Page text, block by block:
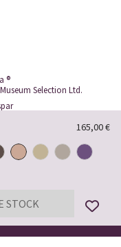
165,00 €
®
Selection Ltd.